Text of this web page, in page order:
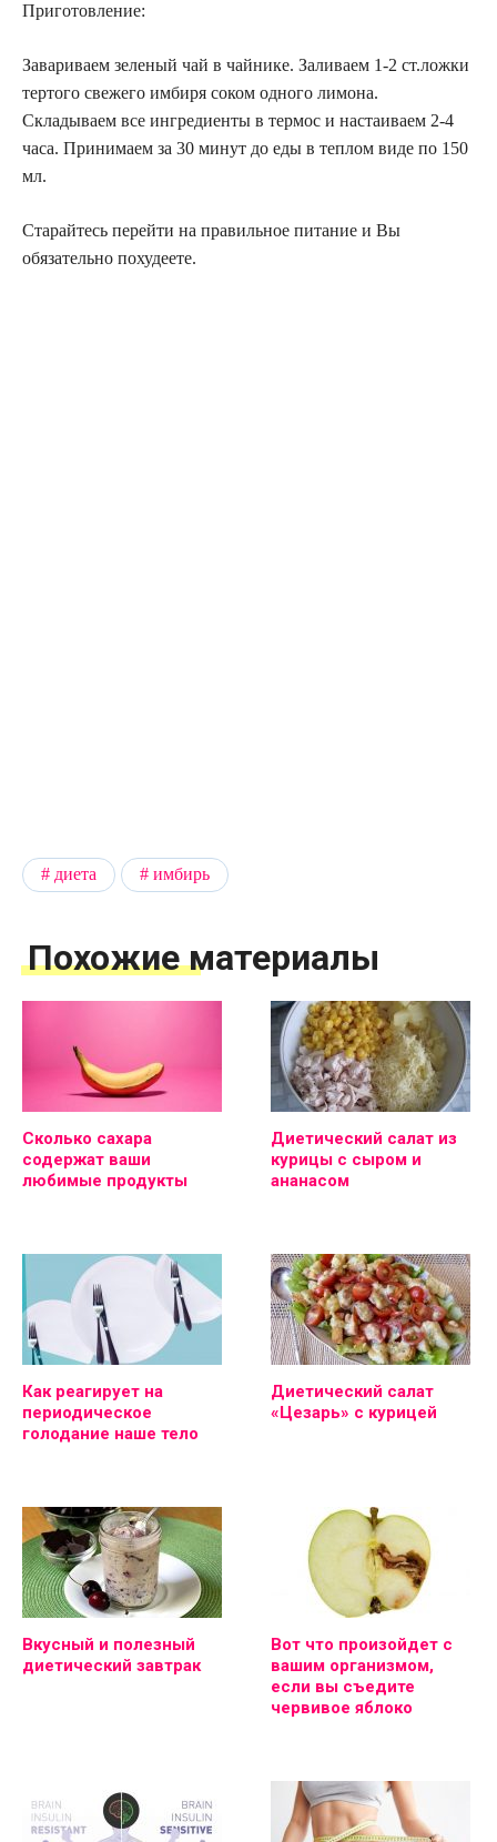
Приготовление:
Завариваем зеленый чай в чайнике. Заливаем 1-2 ст.ложки
тертого свежего имбиря соком одного лимона.
Складываем все ингредиенты в термос и настаиваем 2-4
часа. Принимаем за 30 минут до еды в теплом виде по 150
мл.
Старайтесь перейти на правильное питание и Вы
обязательно похудеете.
диета имбирь
Похожие материалы
Сколько сахара
содержат ваши
любимые продукты
Диетический салат из
курицы с сыром и
ананасом
Как реагирует на
периодическое
голодание наше тело
Диетический салат
«Цезарь» с курицей
Вкусный и полезный
диетический завтрак
Вот что произойдет с
вашим организмом,
если вы съедите
червивое яблоко